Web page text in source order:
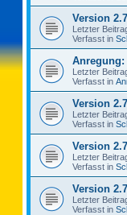
Version
Letzter
Verfasst in
Anregung:
Letzter
Verfasst in
Version
Letzter
Verfasst in
Version
Letzter
Verfasst in
Version
Letzter
Verfasst in